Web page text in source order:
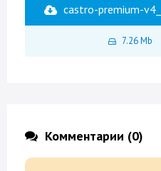
castro-premium-
7.26 Mb
Комментарии (0)